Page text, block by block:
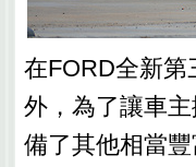
在FORD全新第
外，為了讓車
備了其他相當